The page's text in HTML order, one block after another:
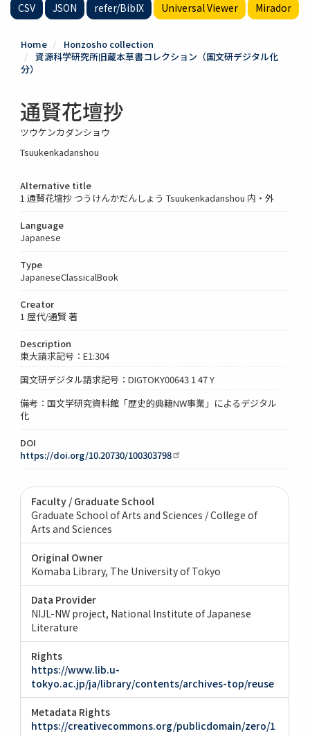
CSV JSON refer/BibIX Universal Viewer Mirador
Home
Honzosho collection
資源科学研究所旧蔵本草書コレクション（国文研デジタル化
分）
通賢花壇抄
ツウケンカダンショウ
Tsuukenkadanshou
Alternative title
1 通賢花壇抄 つうけんかだんしょう Tsuukenkadanshou 内・外
Language
Japanese
Type
JapaneseClassicalBook
Creator
1 屋代/通賢 著
Description
東大請求記号：E1:304
国文研デジタル請求記号：DIGTOKY00643 1 47 Y
備考：国文学研究資料館「歴史的典籍NW事業」によるデジタル
化
DOI
https://doi.org/10.20730/100303798
Faculty / Graduate School
Graduate School of Arts and Sciences / College of
Arts and Sciences
Original Owner
Komaba Library, The University of Tokyo
Data Provider
NIJL-NW project, National Institute of Japanese
Literature
Rights
https://www.lib.u-
tokyo.ac.jp/ja/library/contents/archives-top/reuse
Metadata Rights
https://creativecommons.org/publicdomain/zero/1